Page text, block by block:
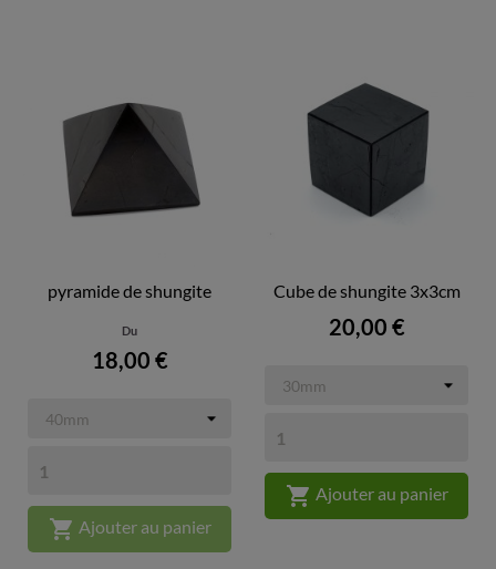
pyramide de shungite
Du
Prix
18,00 €
 Ajouter au panier
Cube de shungite 3x3cm
Prix
20,00 €
 Ajouter au panier